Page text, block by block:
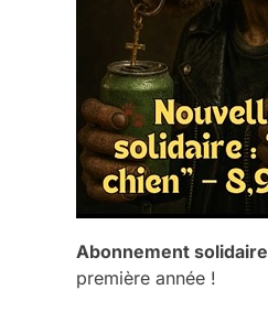
Abonnement solidaire
première année !